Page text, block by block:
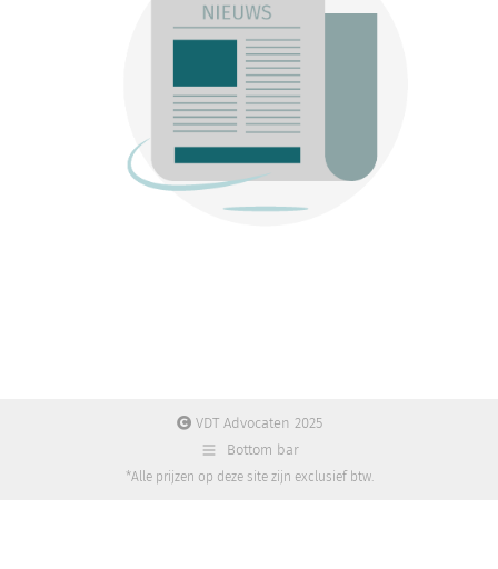
VDT Advocaten 2025
Bottom bar
*Alle prijzen op deze site zijn exclusief btw.